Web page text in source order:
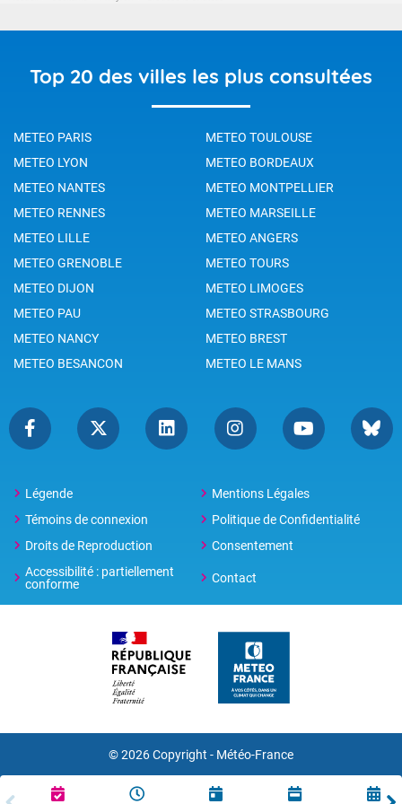
Top 20 des villes les plus consultées
METEO PARIS
METEO TOULOUSE
METEO LYON
METEO BORDEAUX
METEO NANTES
METEO MONTPELLIER
METEO RENNES
METEO MARSEILLE
METEO LILLE
METEO ANGERS
METEO GRENOBLE
METEO TOURS
METEO DIJON
METEO LIMOGES
METEO PAU
METEO STRASBOURG
METEO NANCY
METEO BREST
METEO BESANCON
METEO LE MANS
Légende
Mentions Légales
Témoins de connexion
Politique de Confidentialité
Droits de Reproduction
Consentement
Accessibilité : partiellement
conforme
Contact
© 2026 Copyright - Météo-France